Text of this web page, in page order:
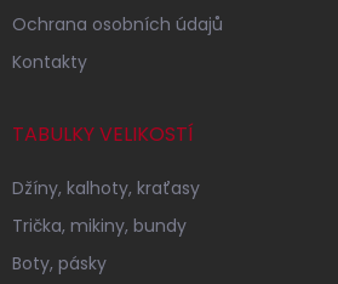
Ochrana osobních údajů
Kontakty
TABULKY VELIKOSTÍ
Džíny, kalhoty, kraťasy
Trička, mikiny, bundy
Boty, pásky